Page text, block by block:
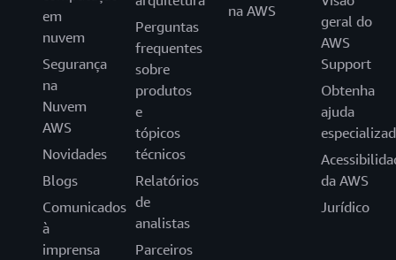
em
nuvem
Segurança
na
Nuvem
AWS
Novidades
Blogs
Comunicados
à
imprensa
Perguntas
frequentes
sobre
produtos
e
tópicos
técnicos
Relatórios
de
analistas
Parceiros
na AWS
geral do
AWS
Support
Obtenha
ajuda
da AWS
Jurídico